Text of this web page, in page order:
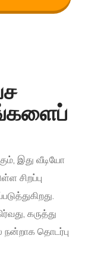
இது வீடியோ
சிறப்பு
கருத்து
நன்றாக தொடர்பு